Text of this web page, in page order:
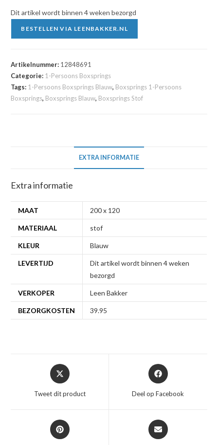
Dit artikel wordt binnen 4 weken bezorgd
BESTELLEN VIA LEENBAKKER.NL
Artikelnummer: 12848691
Categorie: 1-Persoons Boxsprings
Tags: 1-Persoons Boxsprings Blauw, Boxsprings 1-Persoons
Boxsprings, Boxsprings Blauw, Boxsprings Stof
EXTRA INFORMATIE
Extra informatie
MAAT 200 x 120
MATERIAAL stof
KLEUR Blauw
LEVERTIJD
Dit artikel wordt binnen 4 weken
bezorgd
VERKOPER Leen Bakker
BEZORGKOSTEN 39.95
Opent
in
nieuw
Tweet dit product
Opent
in
nieuw
Deel op Facebook
Opent
in
Opent
in